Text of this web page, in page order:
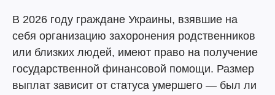
В 2026 году граждане Украины, взявшие на
себя организацию захоронения родственников
или близких людей, имеют право на получение
государственной финансовой помощи. Размер
выплат зависит от статуса умершего — был ли